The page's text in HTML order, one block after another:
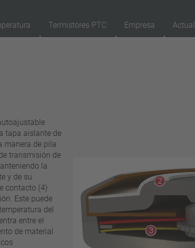
Termistores PTC Empresa Actual
CMJ
tapa aislante de
manera de pila
transmisión de
la
y de su
contacto (4)
Este puede
del
entre el
de material